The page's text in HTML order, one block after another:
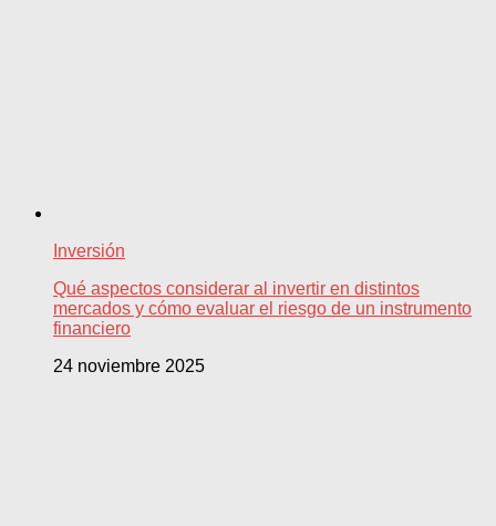
Inversión
Qué aspectos considerar al invertir en distintos
mercados y cómo evaluar el riesgo de un instrumento
financiero
24 noviembre 2025